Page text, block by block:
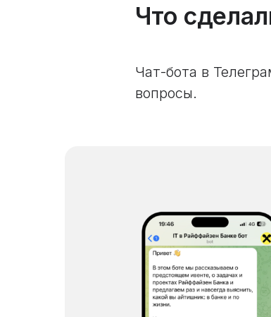
Что
Чат-бота в
вопросы.